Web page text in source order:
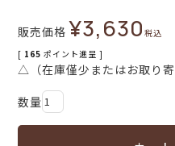
販売価格 ¥3,630税込
[ 165 ポイント進呈 ]
△（在庫僅少またはお取り寄